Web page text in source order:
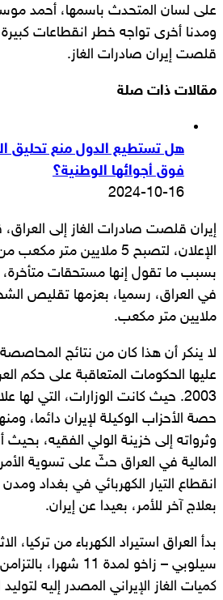
على لسان المتحدث باسمها، أحمد
ومدنا أخرى تواجه خطر انقطاعات كبيرة
قلصت إيران صادرات الغاز.
مقالات ذات صلة
هل تستطيع الدول منع تحليق
فوق أجوائها الوطنية؟
2024-10-16
إيران قلصت صادرات الغاز إلى
بسبب ما تقول إنها مستحقات متأخرة، مع
ملايين متر مكعب.
لا ينكر أن هذا كان من نتائج
عليها الحكومات المتعاقبة على حكم
2003. حيث كانت الوزارات، التي لها
حصة الأحزاب الوكيلة لإيران دائما،
وثرواته إلى خزينة الولي الفقيه،
المالية في العراق حثّ على تسوية
انقطاع التيار الكهربائي في بغداد
بعلاج آخر للأمر، بعيدا عن إيران.
بدأ العراق استيراد الكهرباء من تركيا،
سيلوبي – زاخو لمدة 11
كميات الغاز الإيراني المصدر إليه